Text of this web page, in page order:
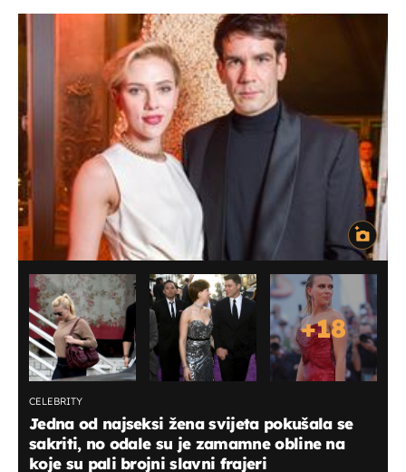
+18
CELEBRITY
Jedna od najseksi žena svijeta pokušala se
sakriti, no odale su je zamamne obline na
koje su pali brojni slavni frajeri